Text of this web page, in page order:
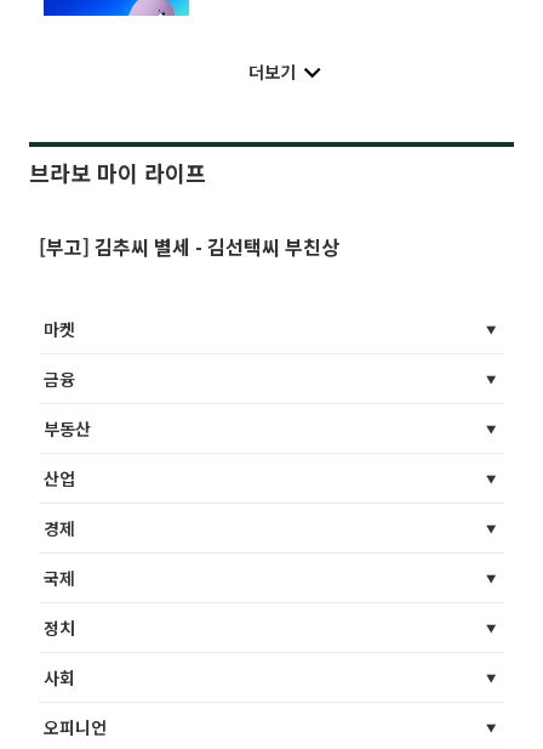
더보기
브라보 마이 라이프
[부고] 김추씨 별세 - 김선택씨 부친상
마켓
금융
부동산
산업
경제
국제
정치
사회
오피니언